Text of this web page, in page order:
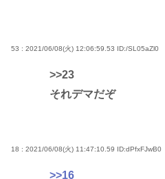
53 : 2021/06/08(火) 12:06:59.53 ID:/SL05aZl0
>>23
それデマだぞ
18 : 2021/06/08(火) 11:47:10.59 ID:dPfxFJwB0
>>16